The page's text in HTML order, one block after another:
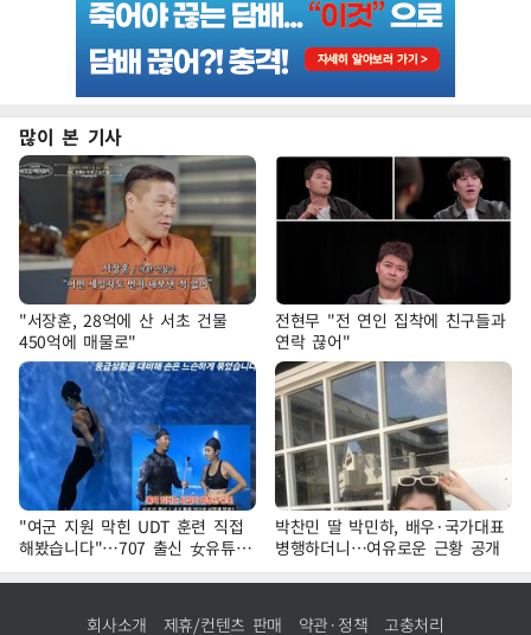
많이 본 기사
"서장훈, 28억에 산 서초 건물
450억에 매물로"
전현무 "전 연인 집착에 친구들과
연락 끊어"
"여군 지원 막힌 UDT 훈련 직접
해봤습니다"…707 출신 女유튜버
'완벽 소화'
박찬민 딸 박민하, 배우·국가대표
병행하더니…여유로운 근황 공개
회사소개 제휴/컨텐츠 판매 약관·정책 고충처리